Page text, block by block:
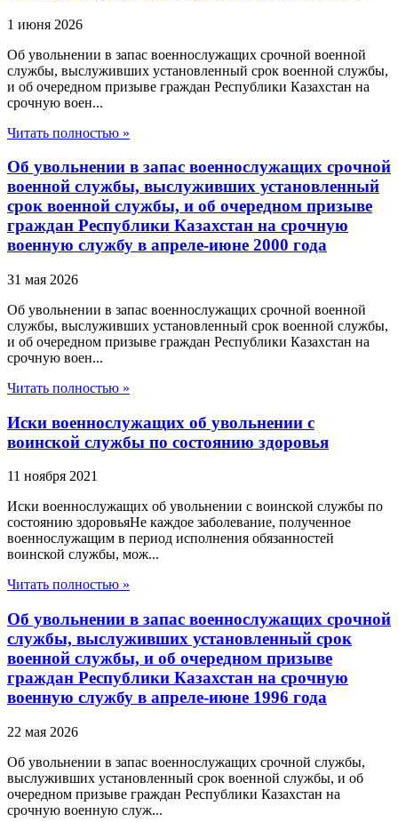
1 июня 2026
Об увольнении в запас военнослужащих срочной военной
службы, выслуживших установленный срок военной службы,
и об очередном призыве граждан Республики Казахстан на
срочную воен...
Читать полностью »
Об увольнении в запас военнослужащих срочной
военной службы, выслуживших установленный
срок военной службы, и об очередном призыве
граждан Республики Казахстан на срочную
военную службу в апреле-июне 2000 года
31 мая 2026
Об увольнении в запас военнослужащих срочной военной
службы, выслуживших установленный срок военной службы,
и об очередном призыве граждан Республики Казахстан на
срочную воен...
Читать полностью »
Иски военнослужащих об увольнении с
воинской службы по состоянию здоровья
11 ноября 2021
Иски военнослужащих об увольнении с воинской службы по
состоянию здоровьяНе каждое заболевание, полученное
военнослужащим в период исполнения обязанностей
воинской службы, мож...
Читать полностью »
Об увольнении в запас военнослужащих срочной
службы, выслуживших установленный срок
военной службы, и об очередном призыве
граждан Республики Казахстан на срочную
военную службу в апреле-июне 1996 года
22 мая 2026
Об увольнении в запас военнослужащих срочной службы,
выслуживших установленный срок военной службы, и об
очередном призыве граждан Республики Казахстан на
срочную военную служ...